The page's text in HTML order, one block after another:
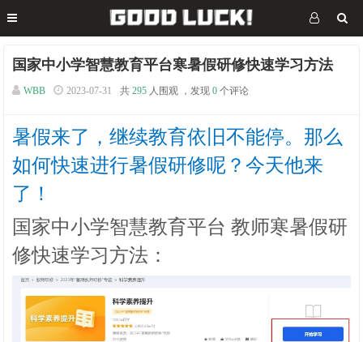
国家中小学智慧教育平台寒暑假研修快速学习方法
WBB 2023-07-31 共 295 人围观 ，发现 0 个评论
暑假来了，继续教育依旧不能停。那么
如何快速进行暑假研修呢？今天他来
了！
国家中小学智慧教育平台 教师寒暑假研
修快速学习方法：